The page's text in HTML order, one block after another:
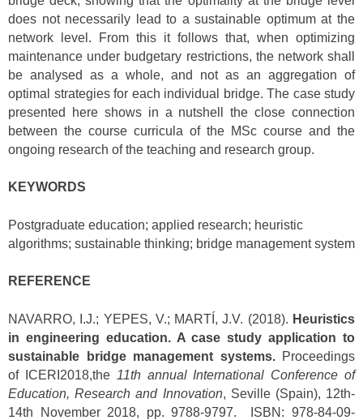
does not necessarily lead to a sustainable optimum at the
network level. From this it follows that, when optimizing
maintenance under budgetary restrictions, the network shall
be analysed as a whole, and not as an aggregation of
optimal strategies for each individual bridge. The case study
presented here shows in a nutshell the close connection
between the course curricula of the MSc course and the
ongoing research of the teaching and research group.
KEYWORDS
Postgraduate education; applied research; heuristic
algorithms; sustainable thinking; bridge management system
REFERENCE
NAVARRO, I.J.; YEPES, V.; MARTÍ, J.V. (2018). Heuristics
in engineering education. A case study application to
sustainable bridge management systems.Proceedings
of ICERI2018,the 11th annual International Conference of
Education, Research and Innovation, Seville (Spain), 12th-
14th November 2018, pp. 9788-9797. ISBN: 978-84-09-